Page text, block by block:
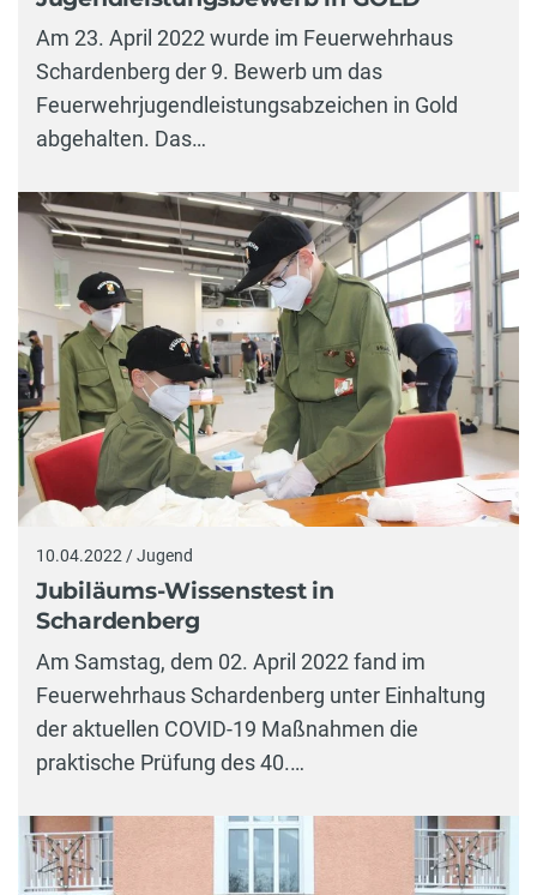
Am 23. April 2022 wurde im Feuerwehrhaus
Schardenberg der 9. Bewerb um das
Feuerwehrjugendleistungsabzeichen in Gold
abgehalten. Das…
10.04.2022 / Jugend
Jubiläums-Wissenstest in
Schardenberg
Am Samstag, dem 02. April 2022 fand im
Feuerwehrhaus Schardenberg unter Einhaltung
der aktuellen COVID-19 Maßnahmen die
praktische Prüfung des 40.…